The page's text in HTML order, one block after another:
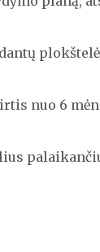
nuo 6